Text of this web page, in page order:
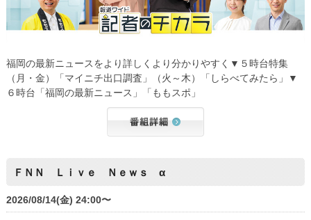
福岡の最新ニュースをより詳しくより分かりやすく▼５時台特集
（月・金）「マイニチ出口調査」（火～木）「しらべてみたら」▼
６時台「福岡の最新ニュース」「ももスポ」
ＦＮＮ Ｌｉｖｅ Ｎｅｗｓ α
2026/08/14(金) 24:00〜